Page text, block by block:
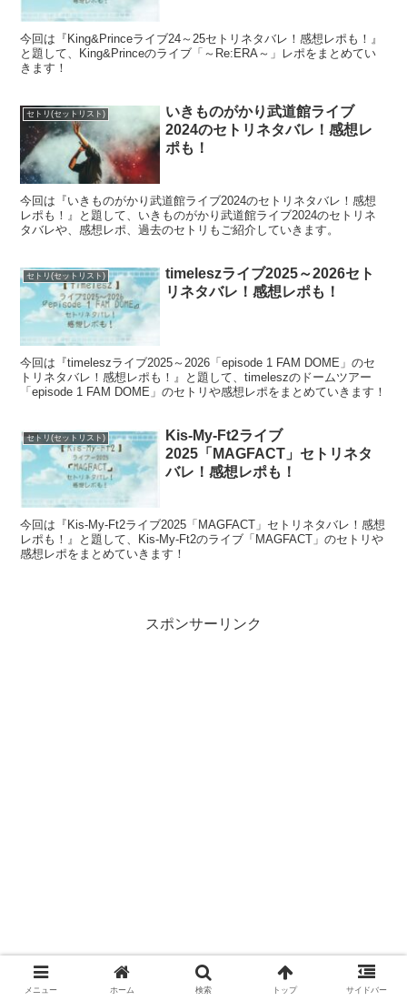
今回は『King&Princeライブ24～25セトリネタバレ！感想レポも！』
と題して、King&Princeのライブ「～Re:ERA～」レポをまとめてい
きます！
セトリ(セットリスト)
いきものがかり武道館ライブ
2024のセトリネタバレ！感想レ
ポも！
今回は『いきものがかり武道館ライブ2024のセトリネタバレ！感想
レポも！』と題して、いきものがかり武道館ライブ2024のセトリネ
タバレや、感想レポ、過去のセトリもご紹介していきます。
セトリ(セットリスト)
timeleszライブ2025～2026セト
リネタバレ！感想レポも！
今回は『timeleszライブ2025～2026「episode 1 FAM DOME」のセ
トリネタバレ！感想レポも！』と題して、timeleszのドームツアー
「episode 1 FAM DOME」のセトリや感想レポをまとめていきます！
セトリ(セットリスト)
Kis-My-Ft2ライブ
2025「MAGFACT」セトリネタ
バレ！感想レポも！
今回は『Kis-My-Ft2ライブ2025「MAGFACT」セトリネタバレ！感想
レポも！』と題して、Kis-My-Ft2のライブ「MAGFACT」のセトリや
感想レポをまとめていきます！
スポンサーリンク
メニュー ホーム 検索 トップ サイドバー